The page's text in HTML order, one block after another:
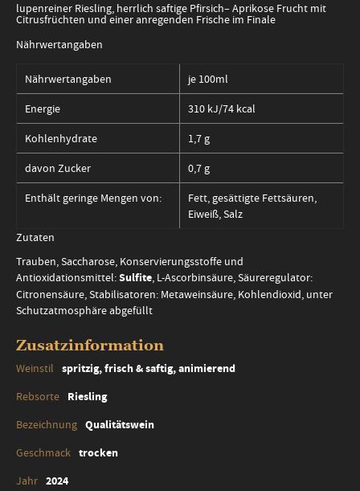
springen
lupenreiner Riesling, herrlich saftige Pfirsich– Aprikose Frucht mit
Citrusfrüchten und einer anregenden Frische im Finale
Nährwertangaben
Nährwertangaben je 100ml
Energie 310 kJ/74 kcal
Kohlenhydrate 1,7 g
davon Zucker 0,7 g
Enthält geringe Mengen von:
Fett, gesättigte Fettsäuren,
Eiweiß, Salz
Zutaten
Trauben, Saccharose, Konservierungsstoffe und
Antioxidationsmittel:Sulfite, L-Ascorbinsäure, Säureregulator:
Citronensäure, Stabilisatoren: Metaweinsäure, Kohlendioxid, unter
Schutzatmosphäre abgefüllt
Zusatzinformation
Zusatzinformationspritzig, frisch & saftig, animierend
Riesling
Qualitätswein
trocken
2024